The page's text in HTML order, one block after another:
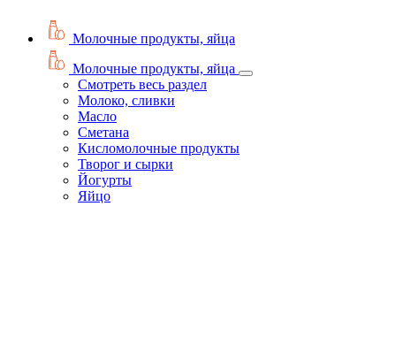
Молочные продукты, яйца
Молочные продукты, яйца
Смотреть весь раздел
Молоко, сливки
Масло
Сметана
Кисломолочные продукты
Творог и сырки
Йогурты
Яйцо